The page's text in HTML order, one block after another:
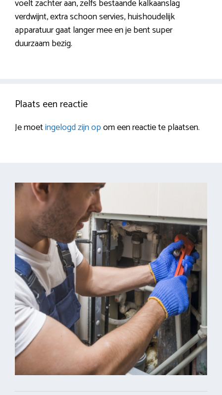
voelt zachter aan, zelfs bestaande kalkaanslag
verdwijnt, extra schoon servies, huishoudelijk
apparatuur gaat langer mee en je bent super
duurzaam bezig.
Plaats een reactie
Je moetingelogd zijn opom een reactie te plaatsen.